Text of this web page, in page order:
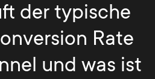
der typische
Rate
und was ist